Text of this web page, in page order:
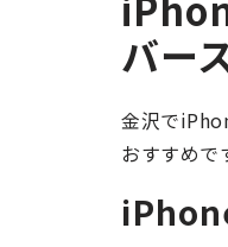
バー
金沢で
おすすめで